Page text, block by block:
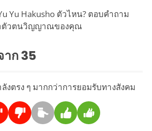
Yu Hakusho ตัวไหน? ตอบคำถาม
ตัวตนวิญญาณของคุณ
าก 35
งตรง ๆ มากกว่าการยอมรับทางสังคม